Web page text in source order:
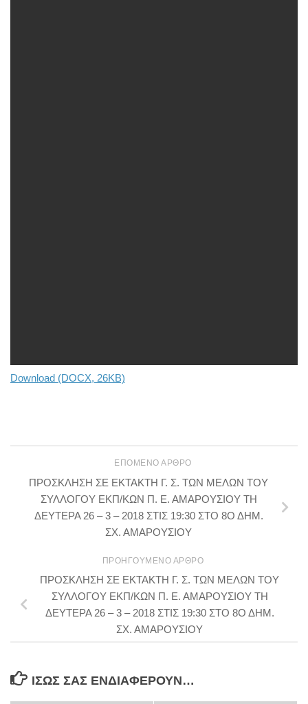
Download (DOCX, 26KB)
ΕΠΌΜΕΝΟ ΆΡΘΡΟ
ΠΡΟΣΚΛΗΣΗ ΣΕ ΕΚΤΑΚΤΗ Γ. Σ. ΤΩΝ ΜΕΛΩΝ ΤΟΥ
ΣΥΛΛΟΓΟΥ ΕΚΠ/ΚΩΝ Π. Ε. ΑΜΑΡΟΥΣΙΟΥ ΤΗ
ΔΕΥΤΕΡΑ 26 – 3 – 2018 ΣΤΙΣ 19:30 ΣΤΟ 8Ο ΔΗΜ.
ΣΧ. ΑΜΑΡΟΥΣΙΟΥ
ΠΡΟΗΓΟΎΜΕΝΟ ΆΡΘΡΟ
ΠΡΟΣΚΛΗΣΗ ΣΕ ΕΚΤΑΚΤΗ Γ. Σ. ΤΩΝ ΜΕΛΩΝ ΤΟΥ
ΣΥΛΛΟΓΟΥ ΕΚΠ/ΚΩΝ Π. Ε. ΑΜΑΡΟΥΣΙΟΥ ΤΗ
ΔΕΥΤΕΡΑ 26 – 3 – 2018 ΣΤΙΣ 19:30 ΣΤΟ 8Ο ΔΗΜ.
ΣΧ. ΑΜΑΡΟΥΣΙΟΥ
ΊΣΩΣ ΣΑΣ ΕΝΔΙΑΦΈΡΟΥΝ…